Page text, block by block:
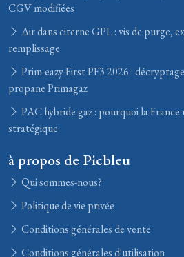
CGV modifiées
Air dans citerne GPL : vis de purge,
remplissage
Prim-eazy First PF3 2026 :
propane Primagaz
PAC hybride gaz : pourquoi la
stratégique
à propos de Picbleu
Qui sommes-nous?
Politique de vie privée
Conditions générales de vente
Conditions générales d'utilisation